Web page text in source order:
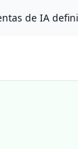
de IA